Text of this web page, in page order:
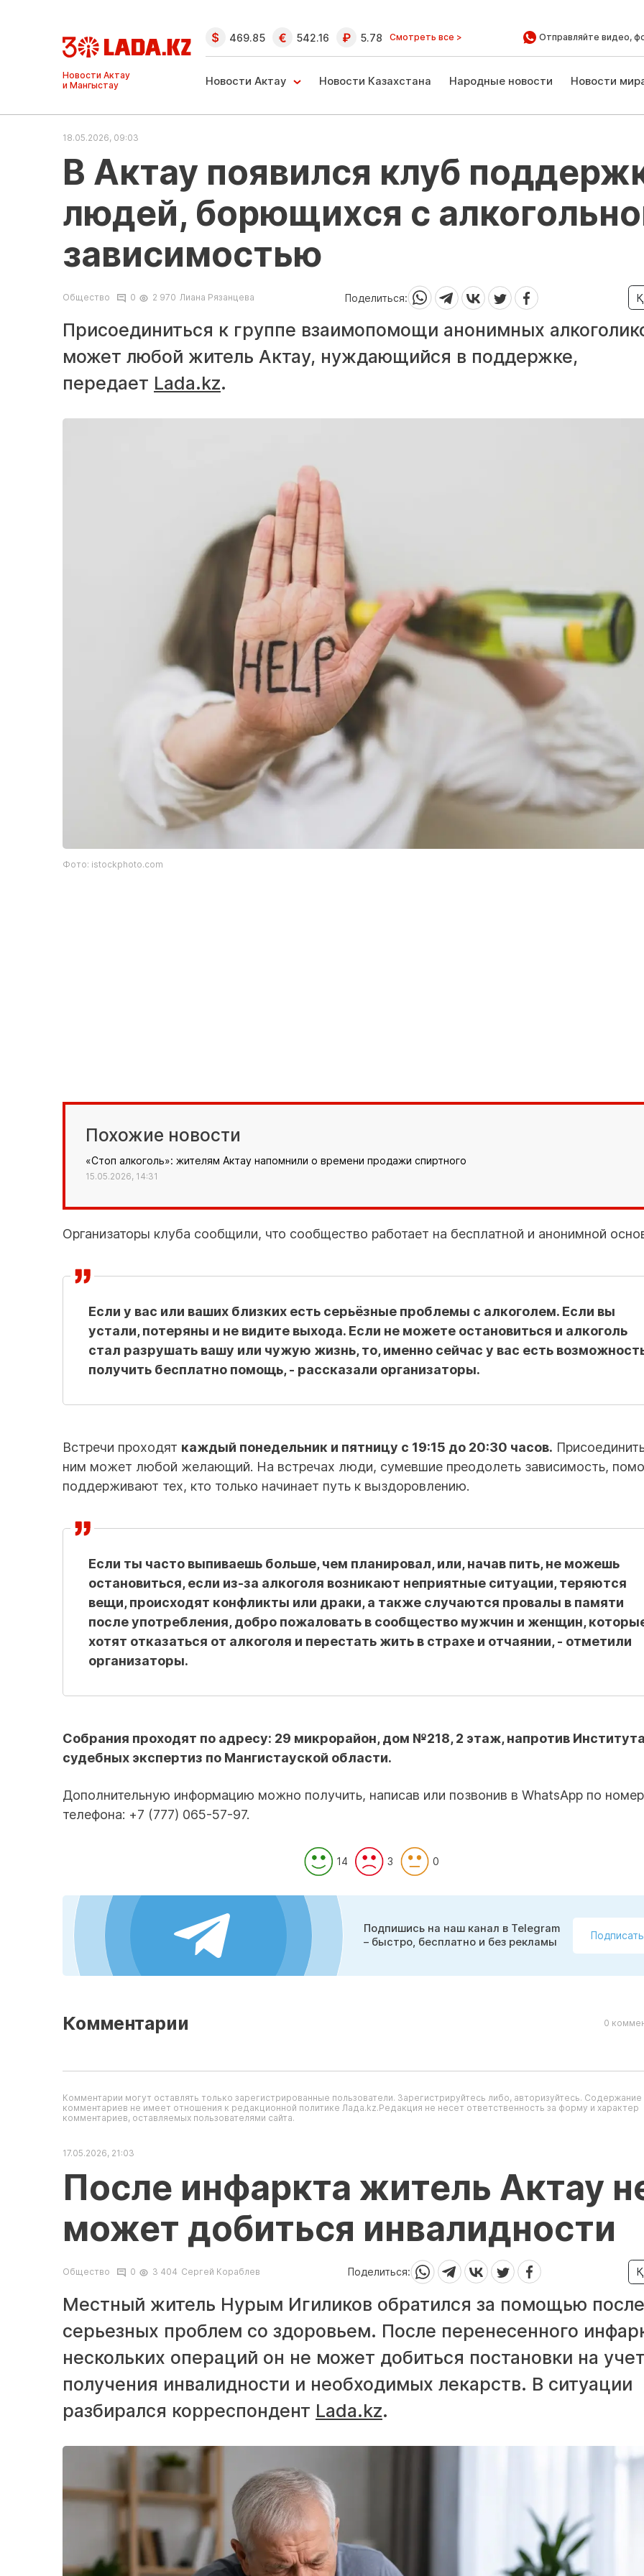
Ақтау және
Манғыстау
жаңалықтары
469.85 542.16 5.78 Смотреть все > Отправляйте видео,
Новости Актау Новости Казахстана Народные новости Новости
18.05.2026, 09:03
В Актау появился клуб
людей, борющихся с
зависимостью
Общество 0 2 970 Лиана Рязанцева Поделиться:
Присоединиться к группе взаимопомощи анонимных
может любой житель Актау, нуждающийся в поддержке,
передает Lada.kz.
Фото: istockphoto.com
Похожие новости
«Стоп алкоголь»: жителям Актау напомнили о времени продажи спиртного
15.05.2026, 14:31
Организаторы клуба сообщили, что сообщество работает на бесплатной и анонимной
Если у вас или ваших близких есть серьёзные проблемы с алкоголем. Если вы
устали, потеряны и не видите выхода. Если не можете остановиться и алкоголь
стал разрушать вашу или чужую жизнь, то, именно сейчас у вас есть
получить бесплатно помощь, - рассказали организаторы.
Встречи проходят каждый понедельник и пятницу с 19:15 до 20:30 часов.
ним может любой желающий. На встречах люди, сумевшие преодолеть зависимость,
поддерживают тех, кто только начинает путь к выздоровлению.
Если ты часто выпиваешь больше, чем планировал, или, начав пить, не можешь
остановиться, если из-за алкоголя возникают неприятные ситуации, теряются
вещи, происходят конфликты или драки, а также случаются провалы в памяти
после употребления, добро пожаловать в сообщество мужчин и женщин,
хотят отказаться от алкоголя и перестать жить в страхе и отчаянии, - отметили
организаторы.
Собрания проходят по адресу: 29 микрорайон, дом №218, 2 этаж, напротив
судебных экспертиз по Мангистауской области.
Дополнительную информацию можно получить, написав или позвонив в WhatsApp по
телефона: +7 (777) 065-57-97.
14 3 0
Подпишись на наш канал в Telegram
– быстро, бесплатно и без рекламы
Комментарии 0
Комментарии могут оставлять только зарегистрированные пользователи. Зарегистрируйтесь либо, авторизуйтесь. Содержание
комментариев не имеет отношения к редакционной политике Лада.kz.Редакция не несет ответственность за форму и характер
комментариев, оставляемых пользователями сайта.
17.05.2026, 21:03
После инфаркта житель Актау
может добиться инвалидности
Общество 0 3 404 Сергей Кораблев Поделиться:
Местный житель Нурым Игиликов обратился за помощью после
серьезных проблем со здоровьем. После перенесенного
нескольких операций он не может добиться постановки на
получения инвалидности и необходимых лекарств. В ситуации
разбирался корреспондент Lada.kz.